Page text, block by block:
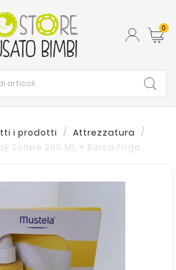
0
i prodotti
Attrezzatura
Solare 200 ML + Borsa Frigo